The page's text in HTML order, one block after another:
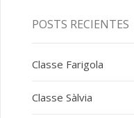
POSTS RECIENTES
Classe Farigola
Classe Sàlvia